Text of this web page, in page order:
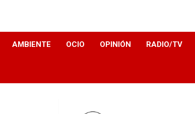
AMBIENTE OCIO OPINIÓN RADIO/TV